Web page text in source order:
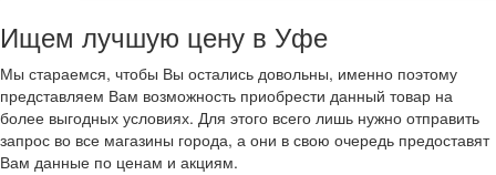
Ищем лучшую цену в Уфе
Мы стараемся, чтобы Вы остались довольны, именно поэтому
представляем Вам возможность приобрести данный товар на
более выгодных условиях. Для этого всего лишь нужно отправить
запрос во все магазины города, а они в свою очередь предоставят
Вам данные по ценам и акциям.